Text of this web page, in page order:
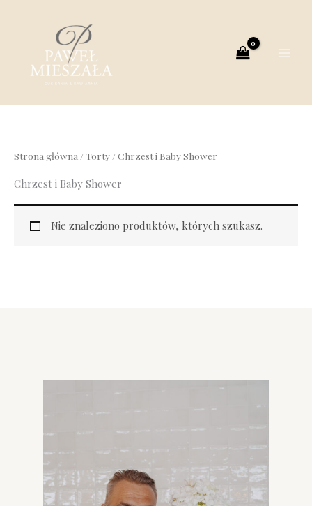
Strona główna /Torty / Chrzest i Baby Shower
Chrzest i Baby Shower
Nie znaleziono produktów, których szukasz.